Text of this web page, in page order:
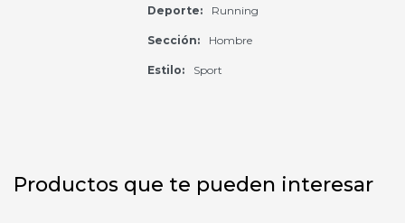
Deporte Running
Sección Hombre
Estilo Sport
Productos que te pueden interesar